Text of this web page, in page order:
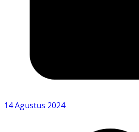
14 Agustus 2024